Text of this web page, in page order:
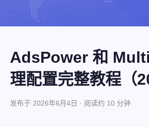
AdsPower 和
理配置完整教程（
发布于 2026年6月4日 · 阅读约 10 分钟